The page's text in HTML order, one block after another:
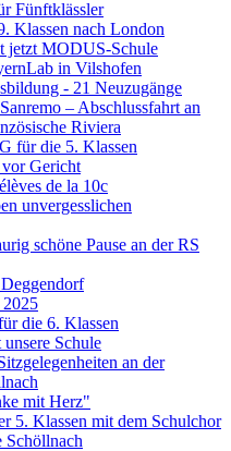
Fünftklässler
Klassen nach London
jetzt MODUS-Schule
in Vilshofen
- 21 Neuzugänge
– Abschlussfahrt an
Riviera
für die 5. Klassen
Gericht
de la 10c
unvergesslichen
schöne Pause an der RS
2025
die 6. Klassen
Schule
an der
mit Herz"
5. Klassen mit dem Schulchor
Schöllnach